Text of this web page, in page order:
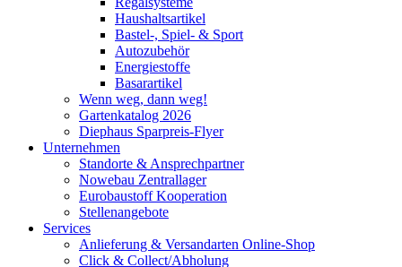
Haushaltsartikel
Bastel-, Spiel- & Sport
Autozubehör
Energiestoffe
Basarartikel
Wenn weg, dann weg!
Gartenkatalog 2026
Diephaus Sparpreis-Flyer
Unternehmen
Standorte & Ansprechpartner
Nowebau Zentrallager
Eurobaustoff Kooperation
Stellenangebote
Services
Anlieferung & Versandarten Online-Shop
Click & Collect/Abholung